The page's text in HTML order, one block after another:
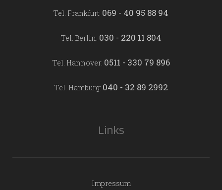
Tel. Frankfurt: 069 - 40 95 88 94
Tel. Berlin: 030 - 220 11 804
Tel. Hannover: 0511 - 330 79 896
Tel. Hamburg: 040 - 32 89 2992
Links
Impressum